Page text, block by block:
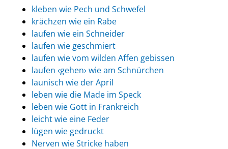
kleben wie Pech und Schwefel
krächzen wie ein Rabe
laufen wie ein Schneider
laufen wie geschmiert
laufen wie vom wilden Affen gebissen
laufen ‹gehen› wie am Schnürchen
launisch wie der April
leben wie die Made im Speck
leben wie Gott in Frankreich
leicht wie eine Feder
lügen wie gedruckt
Nerven wie Stricke haben